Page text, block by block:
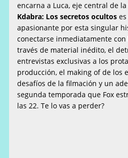
encarna a Luca, eje central de
Kdabra: Los secretos ocultos
apasionante por esta singular
conectarse inmediatamente
través de material inédito, el
entrevistas exclusivas a los
producción, el making of de los
desafíos de la filmación y un
segunda temporada que Fox
las 22. Te lo vas a perder?